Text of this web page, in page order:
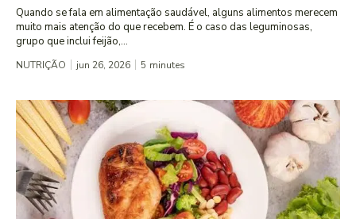
Quando se fala em alimentação saudável, alguns alimentos merecem
muito mais atenção do que recebem. É o caso das leguminosas,
grupo que inclui feijão,...
NUTRIÇÃO jun 26, 2026 5 minutes